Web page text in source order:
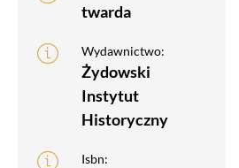
twarda
Wydawnictwo:
Żydowski
Instytut
Historyczny
Isbn: